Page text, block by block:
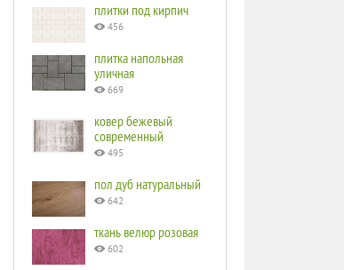
плитки под кирпич
456
плитка напольная
уличная
669
ковер бежевый
современный
495
пол дуб натуральный
642
ткань велюр розовая
602